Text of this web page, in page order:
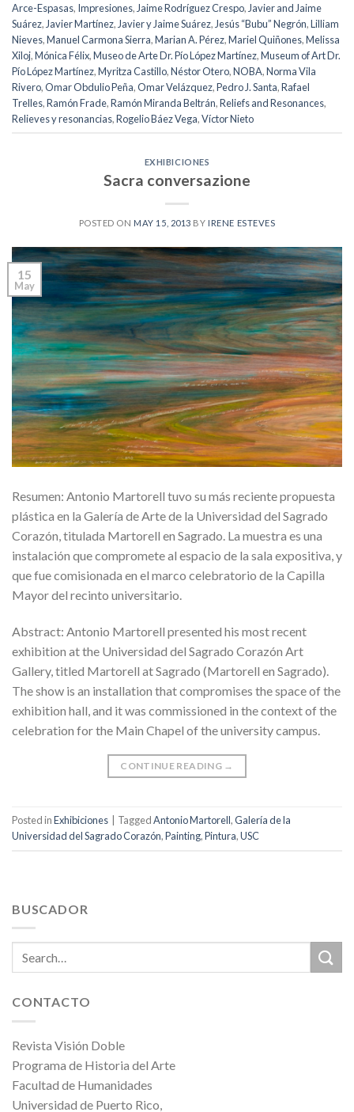
Arce-Espasas, Impresiones, Jaime Rodríguez Crespo, Javier and Jaime
Suárez, Javier Martínez, Javier y Jaime Suárez, Jesús “Bubu” Negrón,Lilliam
Nieves,Manuel Carmona Sierra,Marian A. Pérez,Mariel Quiñones,Melissa
Xiloj,Mónica Félix,Museo de Arte Dr. Pío López Martínez,Museum of Art Dr.
Pío López Martínez,Myritza Castillo,Néstor Otero,NOBA,Norma Vila
Rivero,Omar Obdulio Peña,Omar Velázquez,Pedro J. Santa,Rafael
Trelles,Ramón Frade,Ramón Miranda Beltrán,Reliefs and Resonances,
Relieves y resonancias,Rogelio Báez Vega,Víctor Nieto
EXHIBICIONES
Sacra conversazione
POSTED ON MAY 15, 2013 BY IRENE ESTEVES
15
May
Resumen: Antonio Martorell tuvo su más reciente propuesta
plástica en la Galería de Arte de la Universidad del Sagrado
Corazón, titulada Martorell en Sagrado. La muestra es una
instalación que compromete al espacio de la sala expositiva, y
que fue comisionada en el marco celebratorio de la Capilla
Mayor del recinto universitario.
Abstract: Antonio Martorell presented his most recent
exhibition at the Universidad del Sagrado Corazón Art
Gallery, titled Martorell at Sagrado (Martorell en Sagrado).
The show is an installation that compromises the space of the
exhibition hall, and it was commissioned in the context of the
celebration for the Main Chapel of the university campus.
CONTINUE READING →
Posted inExhibiciones TaggedAntonio Martorell,Galería de la
Universidad del Sagrado Corazón,Painting,Pintura,USC
BUSCADOR
CONTACTO
Revista Visión Doble
Programa de Historia del Arte
Facultad de Humanidades
Universidad de Puerto Rico,